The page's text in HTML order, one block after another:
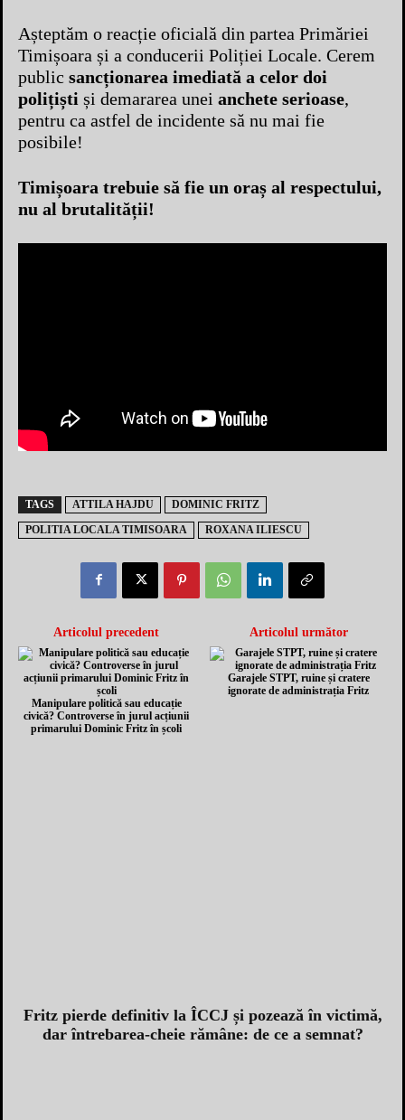
Așteptăm o reacție oficială din partea Primăriei
Timișoara și a conducerii Poliției Locale. Cerem
public sancționarea imediată a celor doi
polițiști și demararea unei anchete serioase,
pentru ca astfel de incidente să nu mai fie
posibile!
Timișoara trebuie să fie un oraș al respectului,
nu al brutalității!
TAGS ATTILA HAJDU
DOMINIC FRITZ
POLITIA LOCALA TIMISOARA
ROXANA ILIESCU
Articolul precedent
Manipulare politică sau educație
civică? Controverse în jurul acțiunii
primarului Dominic Fritz în școli
Articolul următor
Garajele STPT, ruine și cratere
ignorate de administrația Fritz
Fritz pierde definitiv la ÎCCJ și pozează în victimă,
dar întrebarea-cheie rămâne: de ce a semnat?